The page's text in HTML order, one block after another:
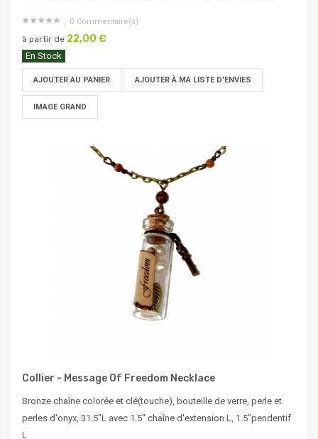
0 Commentaire(s)
à partir de 22,00 €
En Stock
AJOUTER AU PANIER AJOUTER À MA LISTE D'ENVIES
IMAGE GRAND
Collier - Message Of Freedom Necklace
Bronze chaîne colorée et clé(touche), bouteille de verre, perle et
perles d'onyx, 31.5"L avec 1.5" chaîne d'extension L, 1.5"pendentif
L